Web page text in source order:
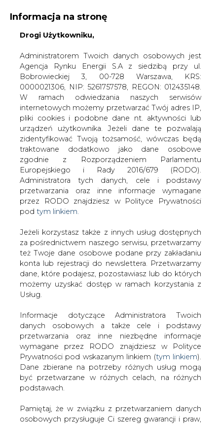
KONTAKT:
WYDAWCA PORTALU:
WYSOKI KONTRAST A A
ZALOGUJ SIĘ
WŁĄCZ CIRE.TV
Informacja na stronę
Drogi Użytkowniku,
Administratorem Twoich danych osobowych jest
Agencja Rynku Energii S.A z siedzibą przy ul.
Bobrowieckiej 3, 00-728 Warszawa, KRS:
0000021306, NIP: 5261757578, REGON: 012435148.
W ramach odwiedzania naszych serwisów
internetowych możemy przetwarzać Twój adres IP,
pliki cookies i podobne dane nt. aktywności lub
urządzeń użytkownika. Jeżeli dane te pozwalają
zidentyfikować Twoją tożsamość, wówczas będą
traktowane dodatkowo jako dane osobowe
zgodnie z Rozporządzeniem Parlamentu
Europejskiego i Rady 2016/679 (RODO).
Administratora tych danych, cele i podstawy
przetwarzania oraz inne informacje wymagane
przez RODO znajdziesz w Polityce Prywatności
pod tym linkiem.
Jeżeli korzystasz także z innych usług dostępnych
za pośrednictwem naszego serwisu, przetwarzamy
też Twoje dane osobowe podane przy zakładaniu
konta lub rejestracji do newslettera. Przetwarzamy
dane, które podajesz, pozostawiasz lub do których
możemy uzyskać dostęp w ramach korzystania z
Usług.
Informacje dotyczące Administratora Twoich
danych osobowych a także cele i podstawy
przetwarzania oraz inne niezbędne informacje
wymagane przez RODO znajdziesz w Polityce
Prywatności pod wskazanym linkiem (tym linkiem).
Dane zbierane na potrzeby różnych usług mogą
być przetwarzane w różnych celach, na różnych
podstawach.
Pamiętaj, że w związku z przetwarzaniem danych
osobowych przysługuje Ci szereg gwarancji i praw,
Strona główna RYNEK GAZU /
PIG-PIB opublikował
raport w sprawie tight gazu
2015-03-17 00:00
skomentuj
udostępnij: